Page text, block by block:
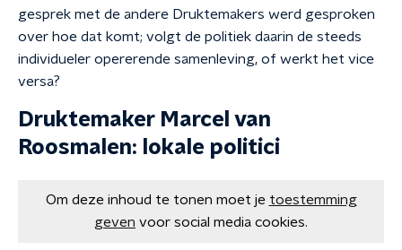
gesprek met de andere Druktemakers werd gesproken
over hoe dat komt; volgt de politiek daarin de steeds
individueler opererende samenleving, of werkt het vice
versa?
Druktemaker Marcel van
Roosmalen: lokale politici
Om deze inhoud te tonen moet je toestemming
geven voor social media cookies.